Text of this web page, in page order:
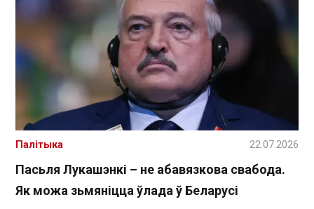
Пасьля Лукашэнкі – не абавязкова свабода.
Як можа зьмяніцца ўлада ў Беларусі
Палітыка 22.07.2026